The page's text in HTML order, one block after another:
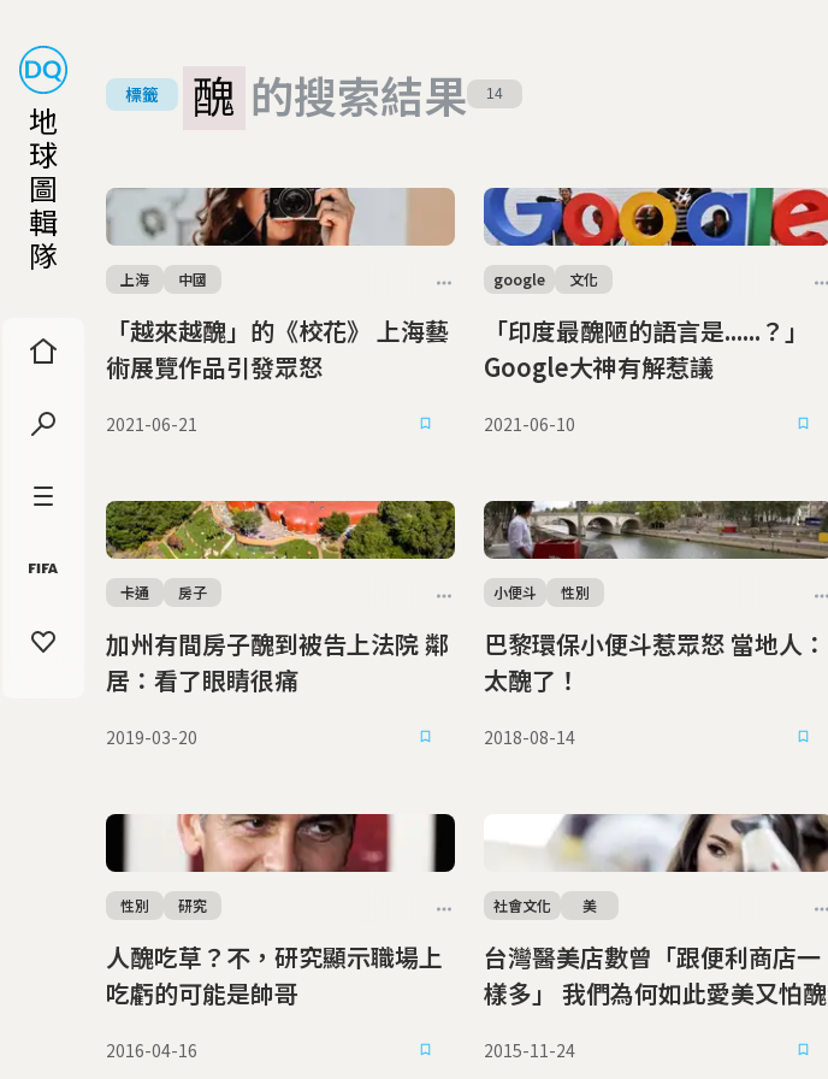
地
球
圖
輯
隊
標籤 醜 的搜索結果 14
「越來越醜」的《校花》 上海藝
術展覽作品引發眾怒
上海 中國
2021-06-21
「印度最醜陋的語言是......？」
Google大神有解惹議
google 文化
2021-06-10
加州有間房子醜到被告上法院 鄰
居：看了眼睛很痛
卡通 房子
2019-03-20
巴黎環保小便斗惹眾怒 當地人：
太醜了！
小便斗 性別
2018-08-14
人醜吃草？不，研究顯示職場上
吃虧的可能是帥哥
性別 研究
2016-04-16
台灣醫美店數曾「跟便利商店一
樣多」 我們為何如此愛美又怕醜
社會文化 美
2015-11-24